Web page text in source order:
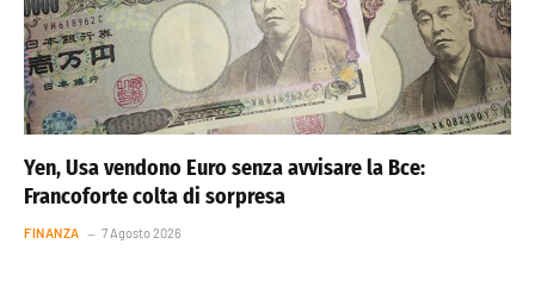
Yen, Usa vendono Euro senza avvisare la Bce:
Francoforte colta di sorpresa
FINANZA 7 Agosto 2026